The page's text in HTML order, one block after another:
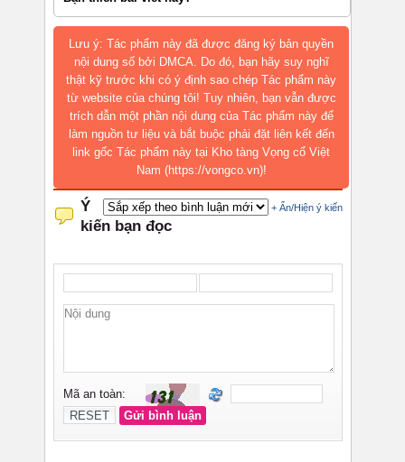
Lưu ý: Tác phẩm này đã được đăng ký bản quyền
nội dung số bởi DMCA. Do đó, bạn hãy suy nghĩ
thật kỹ trước khi có ý định sao chép Tác phẩm này
từ website của chúng tôi! Tuy nhiên, bạn vẫn được
trích dẫn một phần nội dung của Tác phẩm này để
làm nguồn tư liệu và bắt buộc phải đặt liên kết đến
link gốc Tác phẩm này tại Kho tàng Vọng cổ Việt
Nam (https://vongco.vn)!